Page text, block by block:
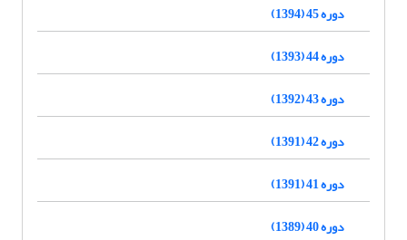
دوره 45 (1394)
دوره 44 (1393)
دوره 43 (1392)
دوره 42 (1391)
دوره 41 (1391)
دوره 40 (1389)